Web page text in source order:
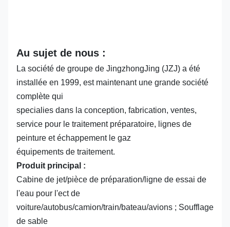
Au sujet de nous :
La société de groupe de JingzhongJing (JZJ) a été
installée en 1999, est maintenant une grande société
complète qui
specialies dans la conception, fabrication, ventes,
service pour le traitement préparatoire, lignes de
peinture et échappement le gaz
équipements de traitement.
Produit principal :
Cabine de jet/pièce de préparation/ligne de essai de
l'eau pour l'ect de
voiture/autobus/camion/train/bateau/avions ; Soufflage
de sable